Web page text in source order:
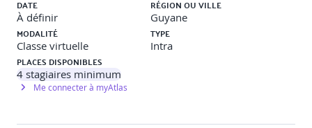
Objectif: Implémenter la gestion d'état dans une application
Flutter.
Description: Création d'une application avec des
interactions utilisateur modifiant l'état de l'interface en
DATE
À définir
RÉGION OU VILLE
Guyane
MODALITÉ
Classe virtuelle
TYPE
Intra
PLACES DISPONIBLES
4 stagiaires minimum
Me connecter à myAtlas